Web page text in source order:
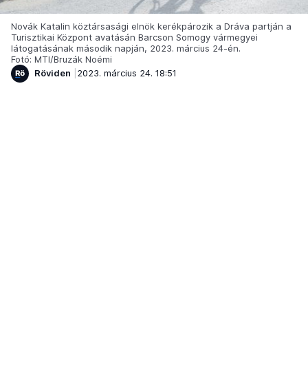
Novák Katalin köztársasági elnök kerékpározik a Dráva partján a
Turisztikai Központ avatásán Barcson Somogy vármegyei
látogatásának második napján, 2023. március 24-én.
Fotó: MTI/Bruzák Noémi
Röviden
2023. március 24. 18:51